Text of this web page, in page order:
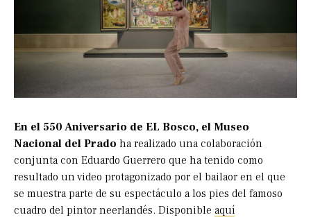
En el 550 Aniversario de EL Bosco, el Museo
Nacional del Prado ha realizado una colaboración
conjunta con Eduardo Guerrero que ha tenido como
resultado un video protagonizado por el bailaor en el que
se muestra parte de su espectáculo a los pies del famoso
cuadro del pintor neerlandés. Disponible aquí